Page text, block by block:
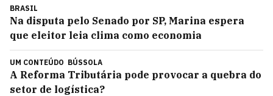
BRASIL
Na disputa pelo Senado por SP, Marina espera
que eleitor leia clima como economia
UM CONTEÚDO BÚSSOLA
A Reforma Tributária pode provocar a quebra do
setor de logística?